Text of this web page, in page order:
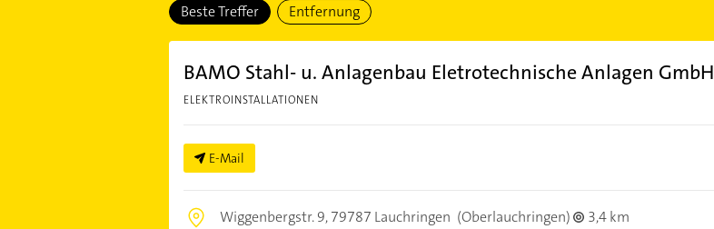
Beste Treffer Entfernung
BAMO Stahl- u. Anlagenbau Eletrotechnische Anlagen GmbH
ELEKTROINSTALLATIONEN
E-Mail
Wiggenbergstr. 9,79787 Lauchringen (Oberlauchringen)
3,4 km